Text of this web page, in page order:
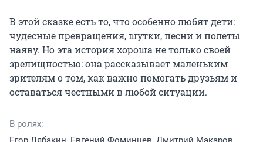
В этой сказке есть то, что особенно любят дети:
чудесные превращения, шутки, песни и полеты
наяву. Но эта история хороша не только своей
зрелищностью: она рассказывает маленьким
зрителям о том, как важно помогать друзьям и
оставаться честными в любой ситуации.
В ролях: